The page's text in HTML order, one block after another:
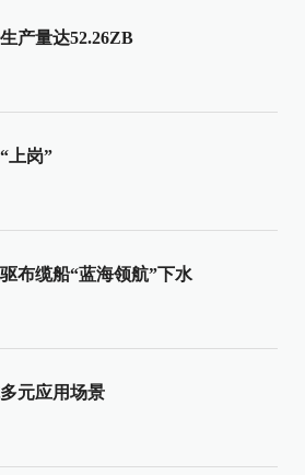
产量达52.26ZB
上岗”
布缆船“蓝海领航”下水
元应用场景